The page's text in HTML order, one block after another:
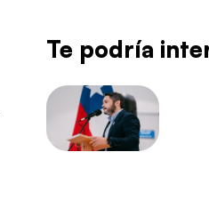
Te podría